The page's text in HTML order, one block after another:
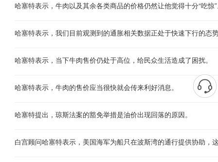
哈塞特表示，牛肉以及其余各类商品的价格仍然让他觉得十分“吃惊
哈塞特表示，我们目前观测到的通胀相关数据正处于快速下行的态
哈塞特表示，当下牛肉售价仍处于高位，给民众生活造成了困扰。
哈塞特表示，牛肉的售价应当很快就会传来利好消息。
哈塞特提出，琼斯法案的豁免举措是油价出现回落的原因。
白宫顾问哈塞特表示，美国海军为船只在波斯湾的通行提供协助，